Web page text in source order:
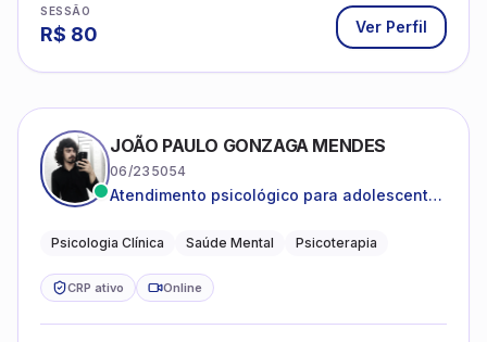
SESSÃO
R$ 80 Ver Perfil
JOÃO PAULO GONZAGA MENDES
06/235054
Atendimento psicológico para adolescentes
depressão e autoestima.
Psicologia Clínica Saúde Mental Psicoterapia
CRP ativo Online